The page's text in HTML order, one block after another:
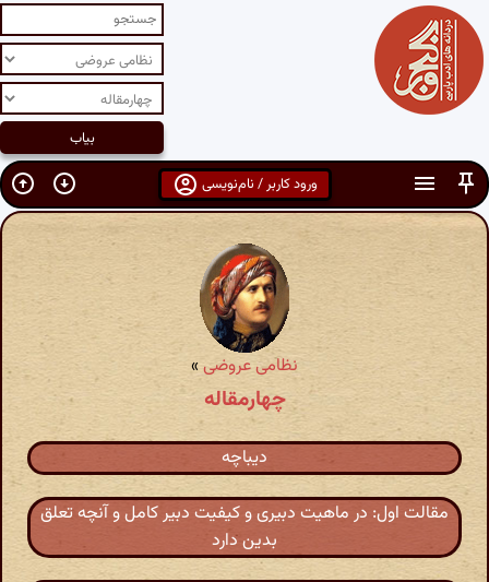
ورود کاربر / نام‌نویسی
نظامی عروضی»
چهارمقاله
دیباچه
مقالت اول: در ماهیت دبیری و کیفیت دبیر کامل و آنچه تعلق
بدین دارد